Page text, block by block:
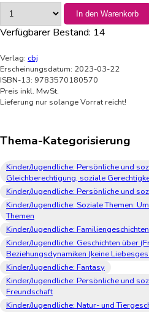
In den Warenkorb
Verfügbarer Bestand: 14
Verlag: cbj
Erscheinungsdatum: 2023-03-22
ISBN-13: 9783570180570
Preis inkl. MwSt.
Lieferung nur solange Vorrat reicht!
Thema-Kategorisierung
Kinder/Jugendliche: Persönliche und
Gleichberechtigung, soziale
Kinder/Jugendliche: Persönliche und
Kinder/Jugendliche: Soziale Themen:
Themen
Kinder/Jugendliche:
Kinder/Jugendliche: Geschichten über
Beziehungsdynamiken (keine
Kinder/Jugendliche: Fantasy
Kinder/Jugendliche: Persönliche und
Freundschaft
Kinder/Jugendliche: Natur- und